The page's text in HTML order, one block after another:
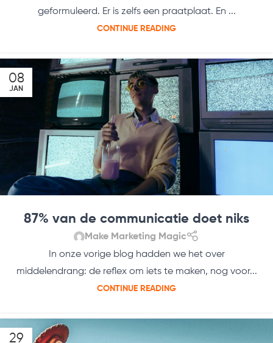
geformuleerd. Er is zelfs een praatplaat. En ...
CONTINUE READING
08
JAN
87% van de communicatie doet niks
Make Marketing Magic
In onze vorige blog hadden we het over
middelendrang: de reflex om iets te maken, nog voor...
CONTINUE READING
29